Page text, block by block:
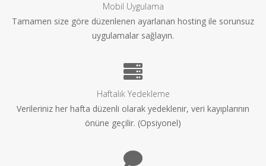
Mobil Uygulama
Tamamen size göre düzenlenen ayarlanan hosting ile sorunsuz
uygulamalar sağlayın.
Haftalık Yedekleme
Verileriniz her hafta düzenli olarak yedeklenir, veri kayıplarının
önüne geçilir. (Opsiyonel)